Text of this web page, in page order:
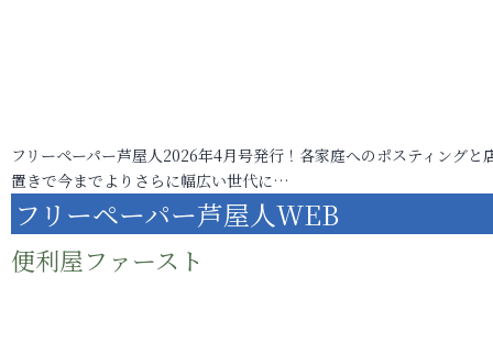
フリーペーパー芦屋人2026年4月号発行！各家庭へのポスティングと
置きで今までよりさらに幅広い世代に…
フリーペーパー芦屋人WEB
便利屋ファースト